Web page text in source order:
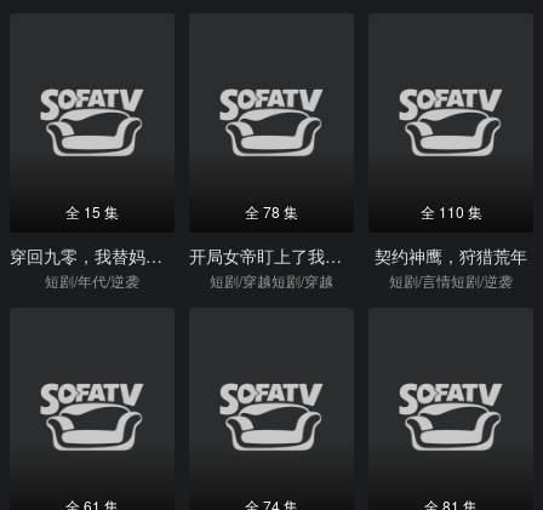
全 15 集
穿回九零，我替妈妈守护爱情
短剧/年代/逆袭
全 78 集
开局女帝盯上了我的彩礼
短剧/穿越短剧/穿越
全 110 集
契约神鹰，狩猎荒年
短剧/言情短剧/逆袭